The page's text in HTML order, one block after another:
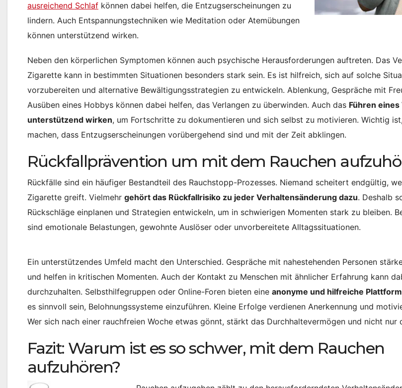
ausreichend Schlaf können dabei helfen, die Entzugserscheinungen zu
lindern. Auch Entspannungstechniken wie Meditation oder Atemübungen
können unterstützend wirken.
Neben den körperlichen Symptomen können auch psychische Herausforderungen auftreten. Das
Zigarette kann in bestimmten Situationen besonders stark sein. Es ist hilfreich, sich auf solche
vorzubereiten und alternative Bewältigungsstrategien zu entwickeln. Ablenkung, Gespräche mit
Ausüben eines Hobbys können dabei helfen, das Verlangen zu überwinden. Auch das Führen
unterstützend wirken, um Fortschritte zu dokumentieren und sich selbst zu motivieren. Wichtig
machen, dass Entzugserscheinungen vorübergehend sind und mit der Zeit abklingen.
Rückfallprävention um mit dem Rauchen
Rückfälle sind ein häufiger Bestandteil des Rauchstopp-Prozesses. Niemand scheitert endgültig,
Zigarette greift. Vielmehr gehört das Rückfallrisiko zu jeder Verhaltensänderung dazu. Deshalb
Rückschläge einplanen und Strategien entwickeln, um in schwierigen Momenten stark zu bleiben.
sind emotionale Belastungen, gewohnte Auslöser oder unvorbereitete Alltagssituationen.
Ein unterstützendes Umfeld macht den Unterschied. Gespräche mit nahestehenden Personen
und helfen in kritischen Momenten. Auch der Kontakt zu Menschen mit ähnlicher Erfahrung kann
durchzuhalten. Selbsthilfegruppen oder Online-Foren bieten eine anonyme und hilfreiche Plattform
es sinnvoll sein, Belohnungssysteme einzuführen. Kleine Erfolge verdienen Anerkennung und
Wer sich nach einer rauchfreien Woche etwas gönnt, stärkt das Durchhaltevermögen und nicht nur
Fazit: Warum ist es so schwer, mit dem Rauchen
aufzuhören?